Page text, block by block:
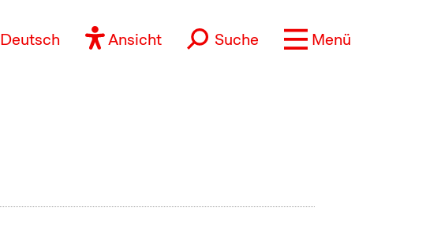
Deutsch Ansicht Suche Menü